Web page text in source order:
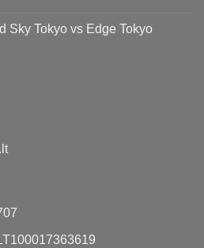
Sky Tokyo vs Edge Tokyo